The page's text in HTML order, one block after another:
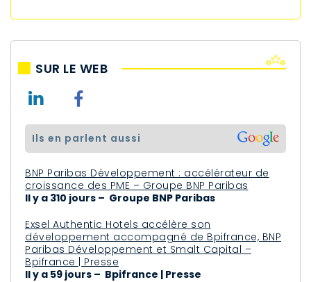
SUR LE WEB
ils en parlent aussi
BNP Paribas Développement : accélérateur de
croissance des PME – Groupe BNP Paribas
Il y a 310 jours – Groupe BNP Paribas
Exsel Authentic Hotels accélère son
développement accompagné de Bpifrance, BNP
Paribas Développement et Smalt Capital –
Bpifrance | Presse
Il y a 59 jours – Bpifrance | Presse